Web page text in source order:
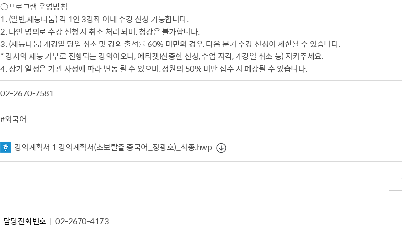
○프로그램 운영방침
1. (일반,재능나눔) 각 1인 3강좌 이내 수강 신청 가능합니다.
2. 타인 명의로 수강 신청 시 취소 처리 되며, 청강은 불가합니다.
3. (재능나눔) 개강일 당일 취소 및 강의 출석률 60% 미만의 경우, 다음 분기 수강 신청이 제한될 수 있습니다.
* 강사의 재능 기부로 진행되는 강의이오니, 에티켓(신중한 신청, 수업 지각, 개강일 취소 등) 지켜주세요.
4. 상기 일정은 기관 사정에 따라 변동 될 수 있으며, 정원의 50% 미만 접수 시 폐강될 수 있습니다.
02-2670-7581
#외국어
강의계획서 1 강의계획서（초보탈출 중국어_정광호）_최종.hwp
담당전화번호 02-2670-4173